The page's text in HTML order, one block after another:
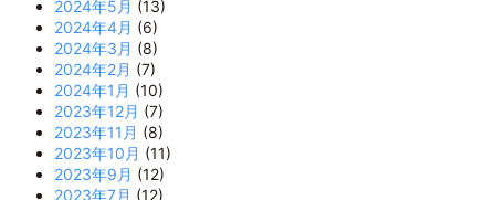
2024年5月 (13)
2024年4月 (6)
2024年3月 (8)
2024年2月 (7)
2024年1月 (10)
2023年12月 (7)
2023年11月 (8)
2023年10月 (11)
2023年9月 (12)
2023年7月 (12)